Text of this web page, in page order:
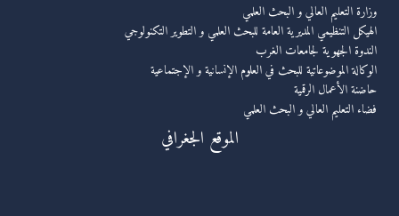
وزارة التعليم العالي و البحث العلمي
الهيكل التنظيمي المديرية العامة للبحث العلمي و التطوير التكنولوجي
الندوة الجهوية لجامعات الغرب
الوكالة الموضوعاتية للبحث في العلوم الإنسانية و الإجتماعية
حاضنة الأعمال الرقمية
فضاء التعليم العالي و البحث العلمي
الموقع الجغرافي